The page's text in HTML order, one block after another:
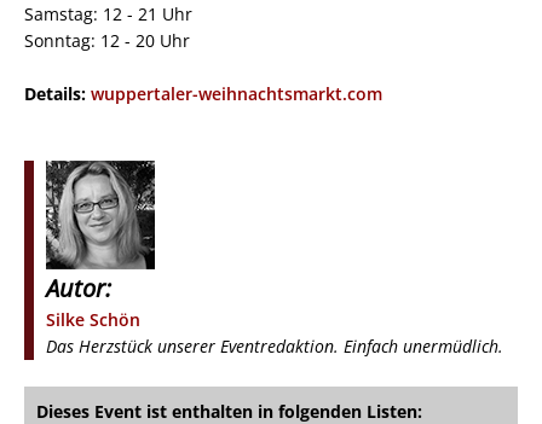
Samstag: 12 - 21 Uhr
Sonntag: 12 - 20 Uhr
Details: wuppertaler-weihnachtsmarkt.com
Autor:
Silke Schön
Das Herzstück unserer Eventredaktion. Einfach unermüdlich.
Dieses Event ist enthalten in folgenden Listen: